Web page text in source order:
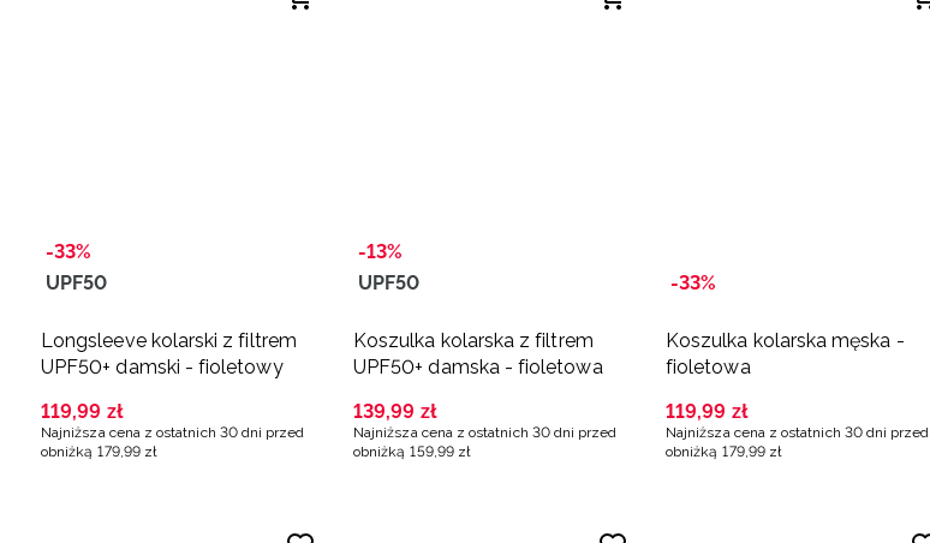
-33%
UPF50
Longsleeve kolarski z filtrem
UPF50+ damski - fioletowy
119,99 zł
Najniższa cena z ostatnich 30 dni przed
obniżką 179,99 zł
-13%
UPF50
Koszulka kolarska z filtrem
UPF50+ damska - fioletowa
139,99 zł
Najniższa cena z ostatnich 30 dni przed
obniżką 159,99 zł
-33%
Koszulka kolarska męska -
fioletowa
119,99 zł
Najniższa cena z ostatnich 30 dni przed
obniżką 179,99 zł